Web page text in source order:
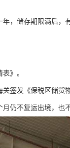
年，储存期限满后
》。
关签发《保税区储货
月仍不复运出境，